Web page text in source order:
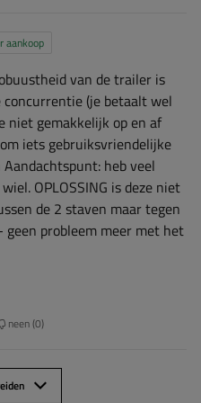
aankoop
van de trailer is
(je betaalt wel
niet gemakkelijk op en af
iets gebruiksvriendelijke
heb veel
OPLOSSING is deze niet
de 2 staven maar tegen
probleem meer met het
neen 0